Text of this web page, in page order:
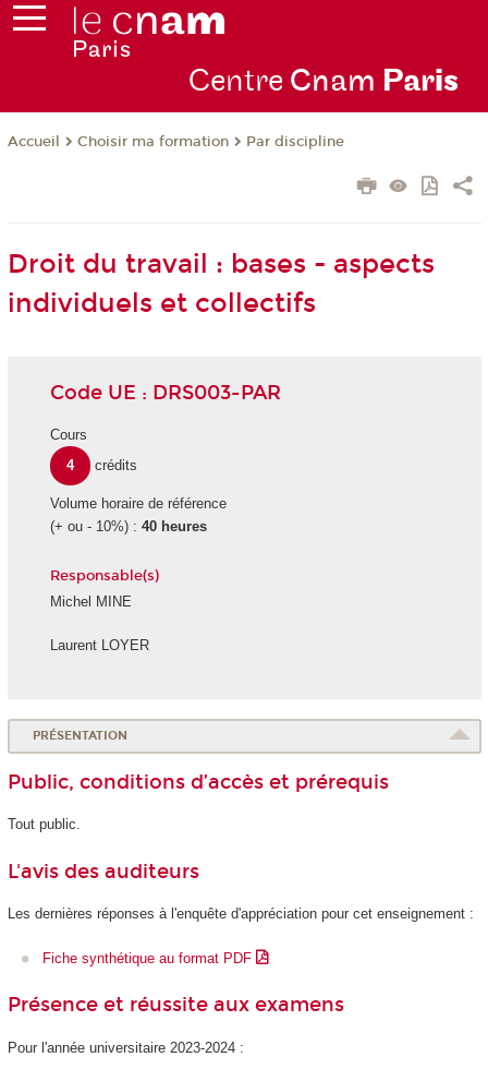
Centre Cnam Paris
Accueil Choisir ma formation Par discipline
Droit du travail : bases - aspects
individuels et collectifs
Code UE : DRS003-PAR
Cours
4
crédits
Volume horaire de référence
(+ ou - 10%) : 40 heures
Responsable(s)
Michel MINE
Laurent LOYER
PRÉSENTATION
Public, conditions d’accès et prérequis
Tout public.
L'avis des auditeurs
Les dernières réponses à l'enquête d'appréciation pour cet enseignement :
Fiche synthétique au format PDF
Présence et réussite aux examens
Pour l'année universitaire 2023-2024 :